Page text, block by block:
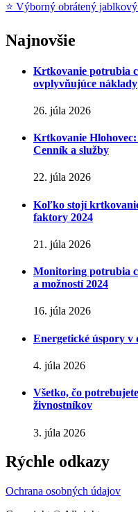
⭐ Výborný obrátený
Najnovšie
Krtkovanie potrubia
ovplyvňujúce náklady
26. júla 2026
Krtkovanie Hlohovec:
Cenník a služby
22. júla 2026
Koľko stojí
faktory 2024
21. júla 2026
Monitoring potrubia
a možností 2024
16. júla 2026
Energetické úspory
4. júla 2026
Všetko, čo
živnostníkov
3. júla 2026
Rýchle odkazy
Ochrana osobných údajov